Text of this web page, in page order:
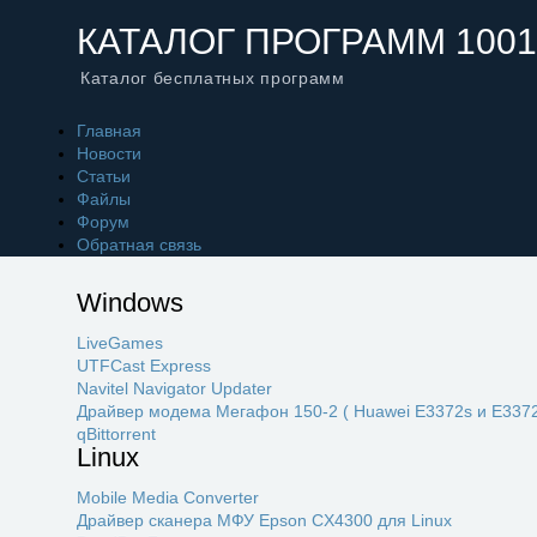
КАТАЛОГ ПРОГРАММ
Каталог бесплатных программ
Главная
Новости
Статьи
Файлы
Форум
Обратная связь
Windows
LiveGames
UTFCast Express
Navitel Navigator Updater
Драйвер модема Мегафон 150-2 ( Huawei E3372s и
qBittorrent
Linux
Mobile Media Converter
Драйвер сканера МФУ Epson CX4300 для Linux